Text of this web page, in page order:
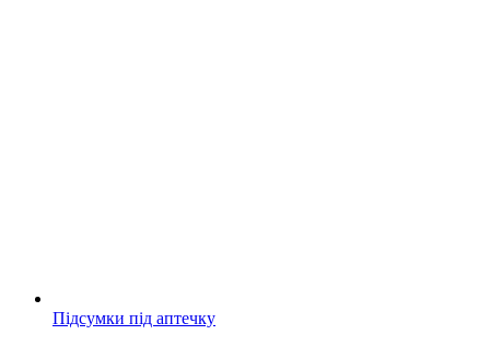
Підсумки під аптечку